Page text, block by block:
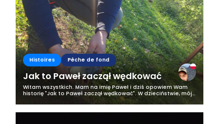
Histoires Pêche de fond
Jak to Paweł zaczął wędkować
Witam wszystkich. Mam na imię Paweł i dziś opowiem Wam
historię "Jak to Paweł zaczął wędkować". W dzieciństwie, mój
kontakt z rybami był tylko w okresie świątecznym, przed
wigilią, gdy to karp...